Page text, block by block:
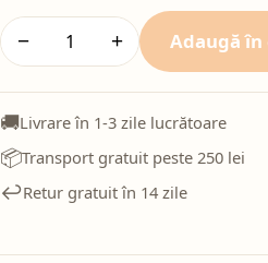
− + Adaugă în
🚚Livrare în 1-3 zile lucrătoare
📦Transport gratuit peste 250 lei
↩️Retur gratuit în 14 zile